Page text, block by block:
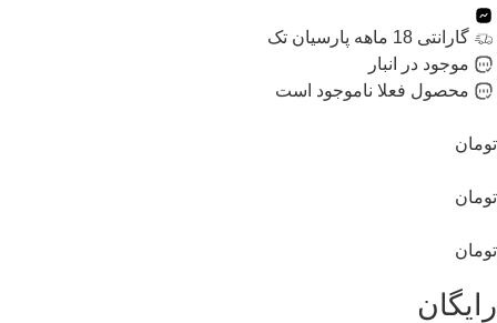
گارانتی 18 ماهه پارسیان تک
موجود در انبار
محصول فعلا ناموجود است
تومان
تومان
تومان
رایگان